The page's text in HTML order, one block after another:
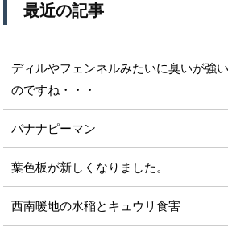
最近の記事
ディルやフェンネルみたいに臭いが強
のですね・・・
バナナピーマン
葉色板が新しくなりました。
西南暖地の水稲とキュウリ食害